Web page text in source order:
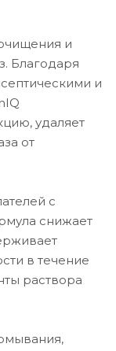
и
Благодаря
и
удаляет
от
с
снижает
в течение
раствора